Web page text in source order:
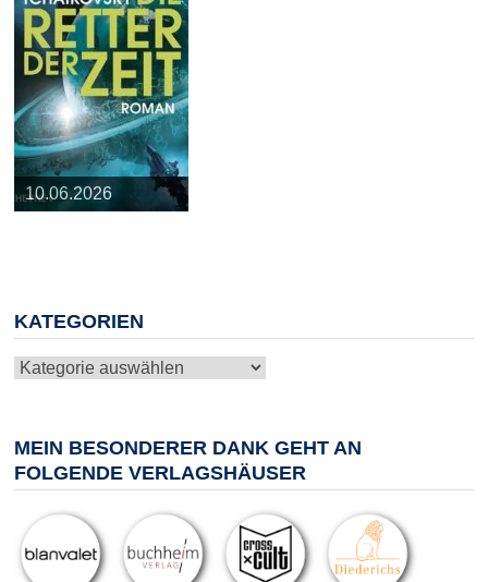
25.03.2026
09.04.2026
20.05.2026
10.06.2026
13.08.2026
KATEGORIEN
Kategorien
MEIN BESONDERER DANK GEHT AN
FOLGENDE VERLAGSHÄUSER